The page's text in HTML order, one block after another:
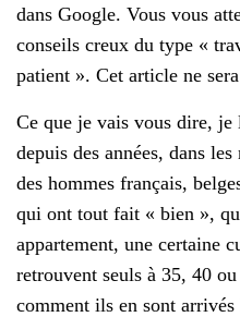
dans Google. Vous vous
conseils creux du type «
patient ». Cet article ne
Ce que je vais vous dire, je
depuis des années, dans
des hommes français,
qui ont tout fait « bien »,
appartement, une certaine
retrouvent seuls à 35, 40
comment ils en sont arrivés